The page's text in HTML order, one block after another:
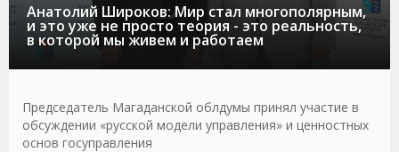
Анатолий Широков: Мир стал многополярным,
и это уже не просто теория - это реальность,
в которой мы живем и работаем
Председатель Магаданской облдумы принял участие в
обсуждении «русской модели управления» и ценностных
основ госуправления